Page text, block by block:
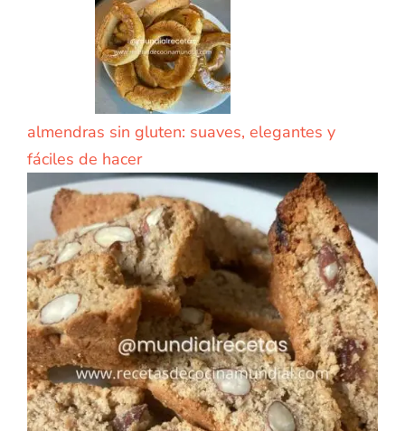
almendras sin gluten: suaves, elegantes y
fáciles de hacer